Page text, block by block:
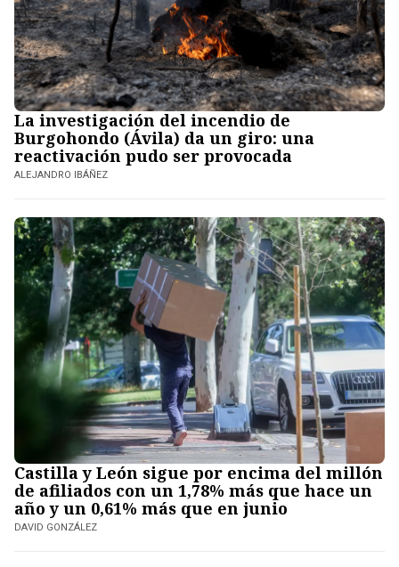
La investigación del incendio de
Burgohondo (Ávila) da un giro: una
reactivación pudo ser provocada
ALEJANDRO IBÁÑEZ
Castilla y León sigue por encima del millón
de afiliados con un 1,78% más que hace un
año y un 0,61% más que en junio
DAVID GONZÁLEZ